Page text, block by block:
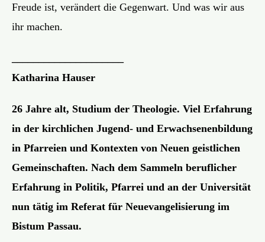
Freude ist, verändert die Gegenwart. Und was wir aus
ihr machen.
Katharina Hauser
26 Jahre alt, Studium der Theologie. Viel Erfahrung
in der kirchlichen Jugend- und Erwachsenenbildung
in Pfarreien und Kontexten von Neuen geistlichen
Gemeinschaften. Nach dem Sammeln beruflicher
Erfahrung in Politik, Pfarrei und an der Universität
nun tätig im Referat für Neuevangelisierung im
Bistum Passau.